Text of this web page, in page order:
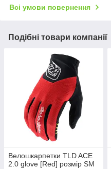
Всі умови повернення
Подібні товари компанії
Велошкарпетки TLD ACE
2.0 glove [Red] розмір SM